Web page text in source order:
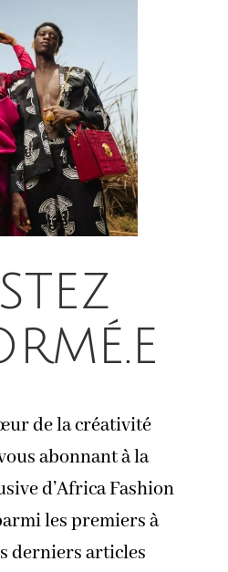
de la créativité
abonnant à la
d’Africa Fashion
les premiers à
derniers articles